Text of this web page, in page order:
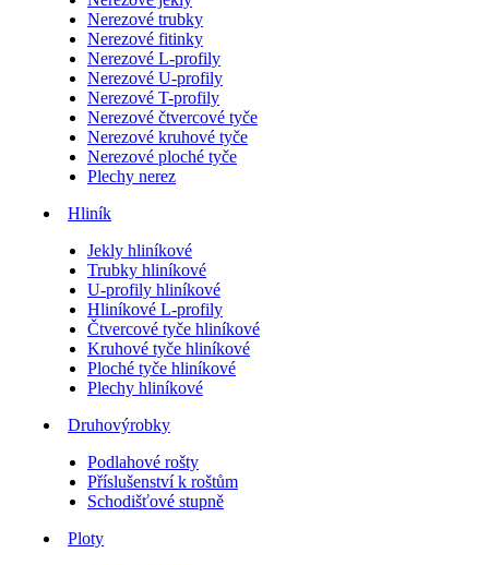
Nerezové trubky
Nerezové fitinky
Nerezové L-profily
Nerezové U-profily
Nerezové T-profily
Nerezové čtvercové tyče
Nerezové kruhové tyče
Nerezové ploché tyče
Plechy nerez
Hliník
Jekly hliníkové
Trubky hliníkové
U-profily hliníkové
Hliníkové L-profily
Čtvercové tyče hliníkové
Kruhové tyče hliníkové
Ploché tyče hliníkové
Plechy hliníkové
Druhovýrobky
Podlahové rošty
Příslušenství k roštům
Schodišťové stupně
Ploty